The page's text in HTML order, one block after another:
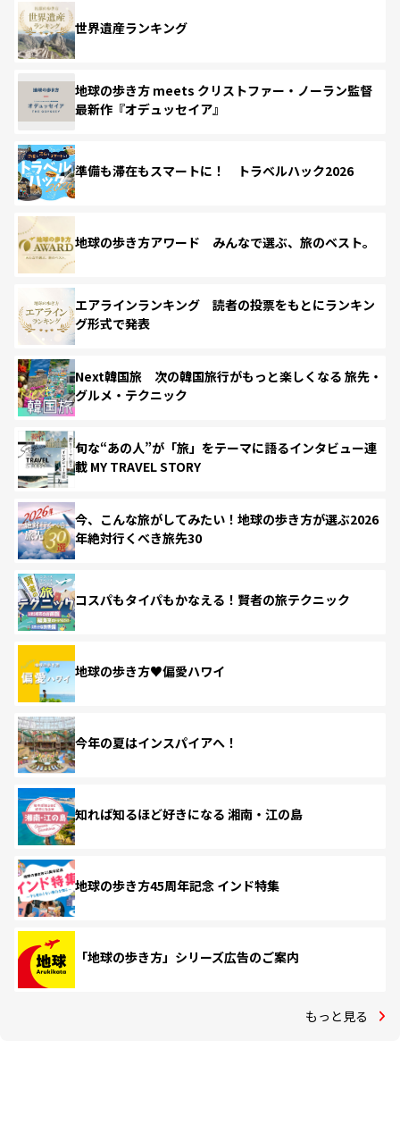
世界遺産ランキング
地球の歩き方 meets クリストファー・ノーラン監督
最新作『オデュッセイア』
準備も滞在もスマートに！ トラベルハック2026
地球の歩き方アワード みんなで選ぶ、旅のベスト。
エアラインランキング 読者の投票をもとにランキン
グ形式で発表
Next韓国旅 次の韓国旅行がもっと楽しくなる 旅先・
グルメ・テクニック
旬な“あの人”が「旅」をテーマに語るインタビュー連
載 MY TRAVEL STORY
今、こんな旅がしてみたい！地球の歩き方が選ぶ2026
年絶対行くべき旅先30
コスパもタイパもかなえる！賢者の旅テクニック
地球の歩き方♥偏愛ハワイ
今年の夏はインスパイアへ！
知れば知るほど好きになる 湘南・江の島
地球の歩き方45周年記念 インド特集
「地球の歩き方」シリーズ広告のご案内
もっと見る